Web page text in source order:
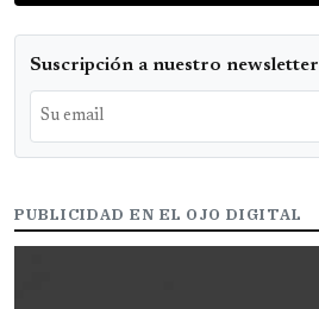
Suscripción a nuestro newsletter
PUBLICIDAD EN EL OJO DIGITAL